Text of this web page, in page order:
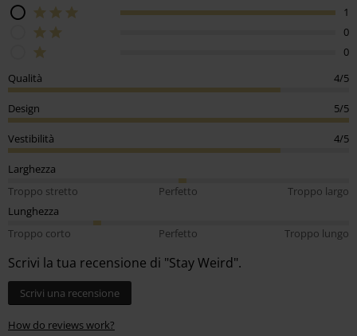
1
0
0
Qualità
4/5
Design 5/5
Vestibilità 4/5
Larghezza
Troppo stretto
Perfetto
Troppo largo
Lunghezza
Troppo corto
Perfetto Troppo lungo
Scrivi la tua recensione di "Stay Weird".
Scrivi una recensione
How do reviews work?